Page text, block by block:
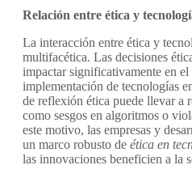
Relación entre ética y
La interacción entre ética y
multifacética. Las decisiones
impactar significativamente en
implementación de tecnologías
de reflexión ética puede llevar a
como sesgos en algoritmos o
este motivo, las empresas y
un marco robusto de ética en
las innovaciones beneficien a la